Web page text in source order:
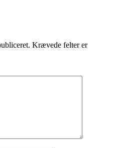
Krævede felter er